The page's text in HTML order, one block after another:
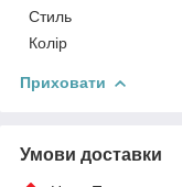
Стиль
Колір
Приховати
Умови доставки